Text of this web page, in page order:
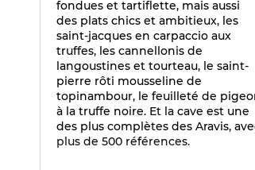
fondues et tartiflette, mais aussi
des plats chics et ambitieux, les
saint-jacques en carpaccio aux
truffes, les cannellonis de
langoustines et tourteau, le saint-
pierre rôti mousseline de
topinambour, le feuilleté de
à la truffe noire. Et la cave est une
des plus complètes des Aravis,
plus de 500 références.